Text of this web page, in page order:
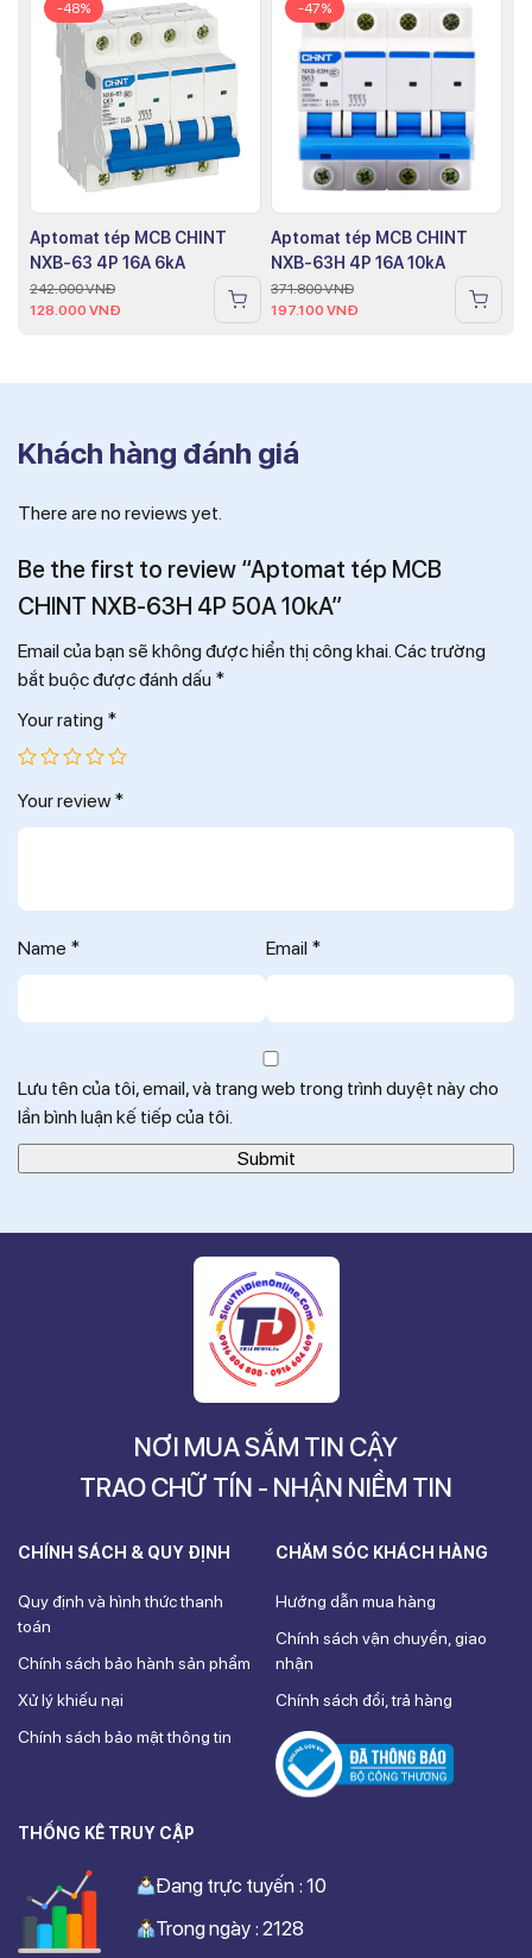
-48%
Aptomat tép MCB CHINT
NXB-63 4P 16A 6kA
242.000VNĐ
128.000 VNĐ
-47%
Aptomat tép MCB CHINT
NXB-63H 4P 16A 10kA
371.800VNĐ
197.100 VNĐ
Khách hàng đánh giá
There are no reviews yet.
Be the first to review “Aptomat tép MCB
CHINT NXB-63H 4P 50A 10kA”
Email của bạn sẽ không được hiển thị công khai. Các trường
bắt buộc được đánh dấu *
Your rating *
Your review *
Name * Email *
Lưu tên của tôi, email, và trang web trong trình duyệt này cho
lần bình luận kế tiếp của tôi.
NƠI MUA SẮM TIN CẬY
TRAO CHỮ TÍN - NHẬN NIỀM TIN
CHÍNH SÁCH & QUY ĐỊNH
Quy định và hình thức thanh
toán
Chính sách bảo hành sản phẩm
Xử lý khiếu nại
Chính sách bảo mật thông tin
CHĂM SÓC KHÁCH HÀNG
Hướng dẫn mua hàng
Chính sách vận chuyển, giao
nhận
Chính sách đổi, trả hàng
THỐNG KÊ TRUY CẬP
Trong ngày : 2128
Đang trực tuyến : 10